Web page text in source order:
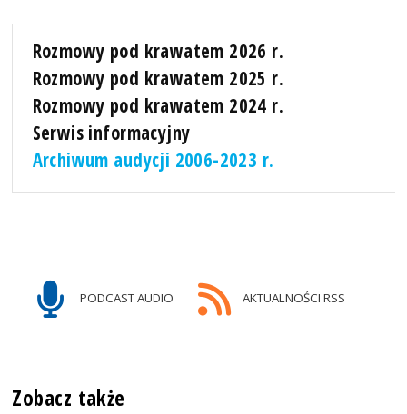
Rozmowy pod krawatem 2026 r.
Rozmowy pod krawatem 2025 r.
Rozmowy pod krawatem 2024 r.
Serwis informacyjny
Archiwum audycji 2006-2023 r.
PODCAST AUDIO AKTUALNOŚCI RSS
Zobacz także